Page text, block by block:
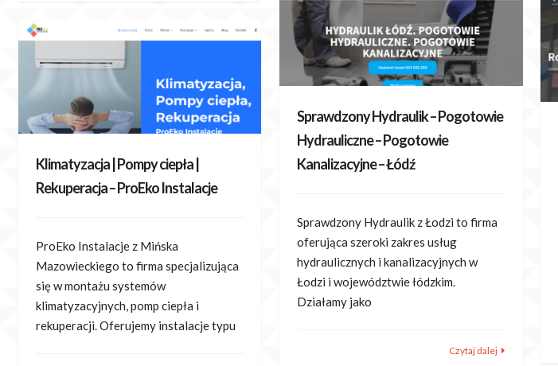
Sprawdzony Hydraulik – Pogotowie
Hydrauliczne – Pogotowie
Kanalizacyjne – Łódź
Sprawdzony Hydraulik z Łodzi to firma
oferująca szeroki zakres usług
hydraulicznych i kanalizacyjnych w
Łodzi i województwie łódzkim.
Działamy jako
Czytaj dalej
Klimatyzacja | Pompy ciepła |
Rekuperacja – ProEko Instalacje
ProEko Instalacje z Mińska
Mazowieckiego to firma specjalizująca
się w montażu systemów
klimatyzacyjnych, pomp ciepła i
rekuperacji. Oferujemy instalacje typu